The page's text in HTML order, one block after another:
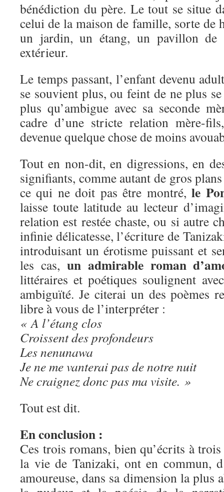
bénédiction du père. Le tout se situe
celui de la maison de famille, sorte de
un jardin, un étang, un pavillon de
extérieur.
Le temps passant, l’enfant devenu
se souvient plus, ou feint de ne plus
plus qu’ambigue avec sa seconde
cadre d’une stricte relation mère-
devenue quelque chose de moins
Tout en non-dit, en digressions, en
signifiants, comme autant de gros
ce qui ne doit pas être montré,le
laisse toute latitude au lecteur
relation est restée chaste, ou si autre
infinie délicatesse, l’écriture de
introduisant un érotisme puissant et
les cas, un admirable roman
littéraires et poétiques soulignent
ambiguïté. Je citerai un des poèmes
libre à vous de l’interpréter :
« A l’étang clos
Croissent des profondeurs
Les nenunawa
Je ne me vanterai pas de notre nuit
Ne craignez donc pas ma visite. »
Tout est dit.
En conclusion :
Ces trois romans, bien qu’écrits à
la vie de Tanizaki, ont en commun,
amoureuse, dans sa dimension la plus